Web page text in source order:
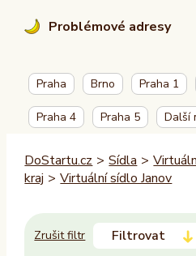
Problémové adresy
Praha Brno Praha 1
Praha 4 Praha 5 Další
DoStartu.cz > Sídla >
kraj > Virtuální sídlo Janov
Zrušit filtr Filtrovat